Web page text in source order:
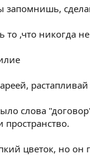
запомнишь,
,что никогда
слова
цветок, но он